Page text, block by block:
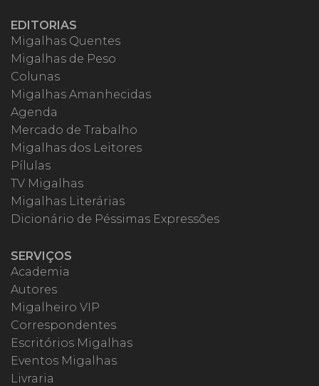
EDITORIAS
Migalhas Quentes
Migalhas de Peso
Colunas
Migalhas Amanhecidas
Agenda
Mercado de Trabalho
Migalhas dos Leitores
Pílulas
TV Migalhas
Migalhas Literárias
Dicionário de Péssimas Expressões
SERVIÇOS
Academia
Autores
Migalheiro VIP
Correspondentes
Escritórios Migalhas
Eventos Migalhas
Livraria